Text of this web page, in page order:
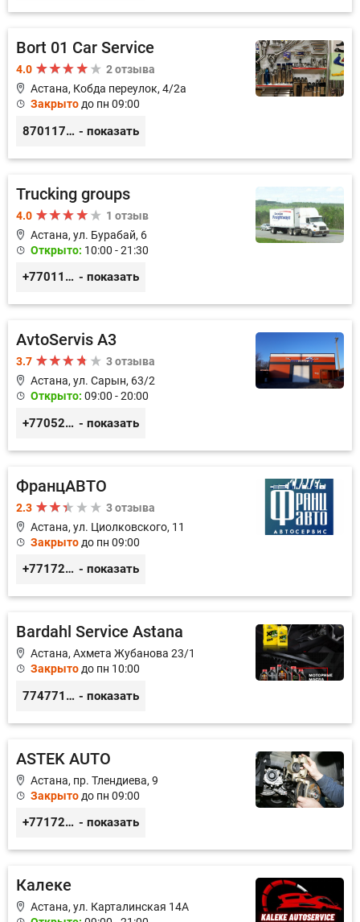
Bort 01 Car Service
4.0
2 отзыва
Астана, Кобда переулок, 4/2а
Закрыто до пн 09:00
87011754444 - показать
Trucking groups
4.0
1 отзыв
Астана, ул. Бурабай, 6
Открыто: 10:00 - 21:30
+77011245925 - показать
AvtoServis A3
3.7
3 отзыва
Астана, ул. Сарын, 63/2
Открыто: 09:00 - 20:00
+77052327760 - показать
ФранцАВТО
2.3
3 отзыва
Астана, ул. Циолковского, 11
Закрыто до пн 09:00
+77172541601 - показать
Bardahl Service Astana
Астана, Ахмета Жубанова 23/1
Закрытодо пн 10:00
77477104703 - показать
ASTEK AUTO
Астана, пр. Тлендиева, 9
Закрыто до пн 09:00
+77172944444 - показать
Калеке
Астана, ул. Карталинская 14А